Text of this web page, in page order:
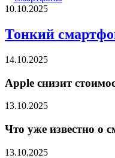
10.10.2025
Тонкий
14.10.2025
Apple снизит
13.10.2025
Что уже известно о
13.10.2025